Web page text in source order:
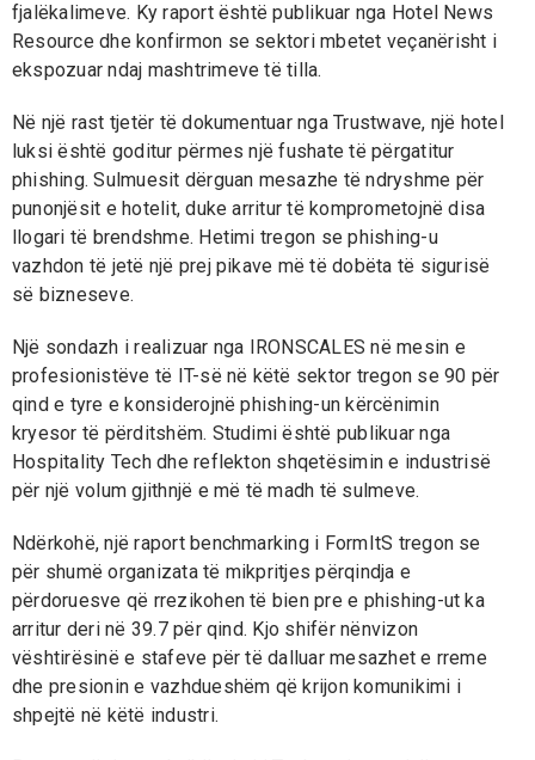
fjalëkalimeve. Ky raport është publikuar nga Hotel News
Resource dhe konfirmon se sektori mbetet veçanërisht i
ekspozuar ndaj mashtrimeve të tilla.
Në një rast tjetër të dokumentuar nga Trustwave, një hotel
luksi është goditur përmes një fushate të përgatitur
phishing. Sulmuesit dërguan mesazhe të ndryshme për
punonjësit e hotelit, duke arritur të komprometojnë disa
llogari të brendshme. Hetimi tregon se phishing-u
vazhdon të jetë një prej pikave më të dobëta të sigurisë
së bizneseve.
Një sondazh i realizuar nga IRONSCALES në mesin e
profesionistëve të IT-së në këtë sektor tregon se 90 për
qind e tyre e konsiderojnë phishing-un kërcënimin
kryesor të përditshëm. Studimi është publikuar nga
Hospitality Tech dhe reflekton shqetësimin e industrisë
për një volum gjithnjë e më të madh të sulmeve.
Ndërkohë, një raport benchmarking i FormItS tregon se
për shumë organizata të mikpritjes përqindja e
përdoruesve që rrezikohen të bien pre e phishing-ut ka
arritur deri në 39.7 për qind. Kjo shifër nënvizon
vështirësinë e stafeve për të dalluar mesazhet e rreme
dhe presionin e vazhdueshëm që krijon komunikimi i
shpejtë në këtë industri.